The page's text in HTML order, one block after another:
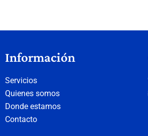
Información
Servicios
Quienes somos
Donde estamos
Contacto